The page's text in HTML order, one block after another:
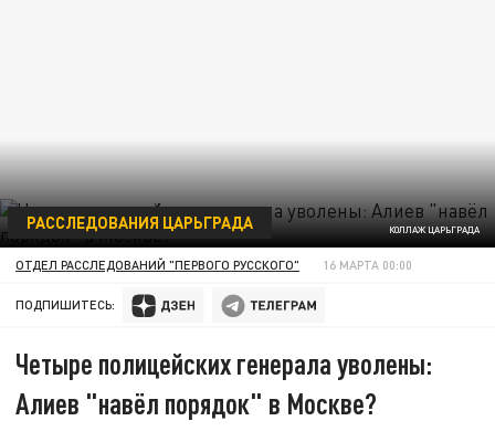
КОЛЛАЖ ЦАРЬГРАДА
РАССЛЕДОВАНИЯ ЦАРЬГРАДА
ОТДЕЛ РАССЛЕДОВАНИЙ "ПЕРВОГО РУССКОГО" 16 МАРТА 00:00
ПОДПИШИТЕСЬ:
Четыре полицейских генерала уволены:
Алиев "навёл порядок" в Москве?